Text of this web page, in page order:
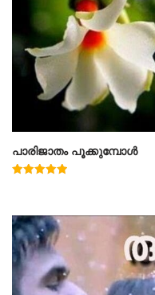
പാരിജാതം പൂക്കുമ്പോൾ